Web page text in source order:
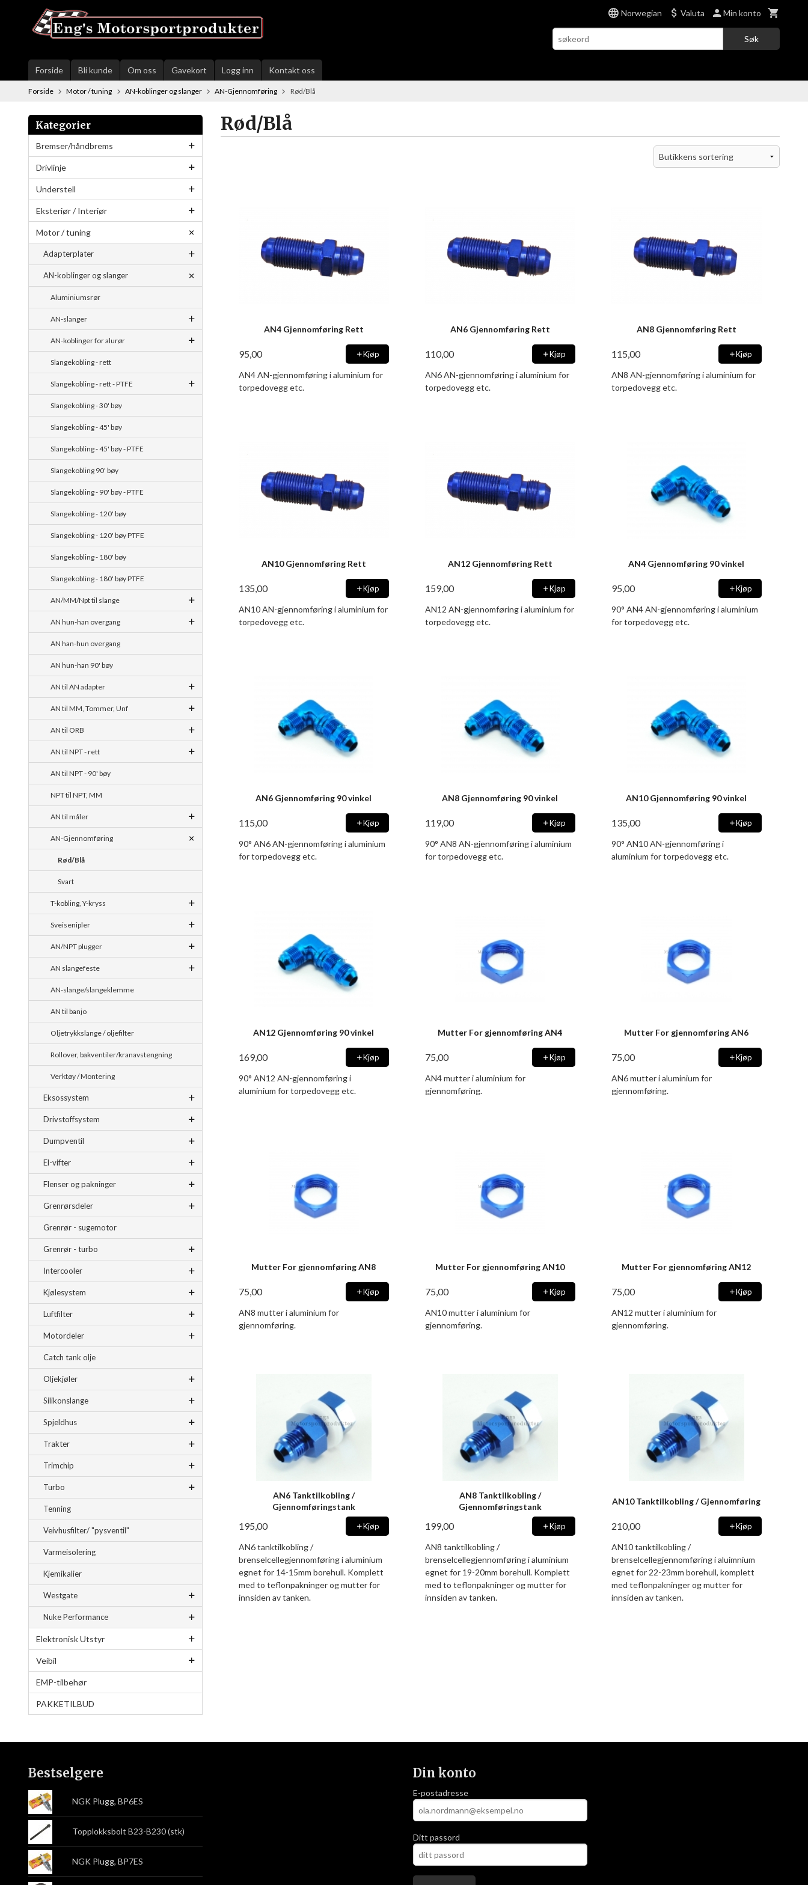
innholdet
Norwegian Valuta Min konto
Søk
Forside Bli kunde Om oss Gavekort Logg inn Kontakt oss
Forside Motor / tuning AN-koblinger og slanger AN-Gjennomføring Rød/Blå
Kategorier
Bremser/håndbrems
Drivlinje
Understell
Eksteriør / Interiør
Motor / tuning
Adapterplater
AN-koblinger og slanger
Aluminiumsrør
AN-slanger
AN-koblinger for alurør
Slangekobling - rett
Slangekobling - rett - PTFE
Slangekobling - 30' bøy
Slangekobling - 45' bøy
Slangekobling - 45' bøy - PTFE
Slangekobling 90' bøy
Slangekobling - 90' bøy - PTFE
Slangekobling - 120' bøy
Slangekobling - 120' bøy PTFE
Slangekobling - 180' bøy
Slangekobling - 180' bøy PTFE
AN/MM/Npt til slange
AN hun-han overgang
AN han-hun overgang
AN hun-han 90' bøy
AN til AN adapter
AN til MM, Tommer, Unf
AN til ORB
AN til NPT - rett
AN til NPT - 90' bøy
NPT til NPT, MM
AN til måler
AN-Gjennomføring
Rød/Blå
Svart
T-kobling, Y-kryss
Sveisenipler
AN/NPT plugger
AN slangefeste
AN-slange/slangeklemme
AN til banjo
Oljetrykkslange / oljefilter
Rollover, bakventiler/kranavstengning
Verktøy / Montering
Eksossystem
Drivstoffsystem
Dumpventil
El-vifter
Flenser og pakninger
Grenrørsdeler
Grenrør - sugemotor
Grenrør - turbo
Intercooler
Kjølesystem
Luftfilter
Motordeler
Catch tank olje
Oljekjøler
Silikonslange
Spjeldhus
Trakter
Trimchip
Turbo
Tenning
Veivhusfilter/ "pysventil"
Varmeisolering
Kjemikalier
Westgate
Nuke Performance
Elektronisk Utstyr
Veibil
EMP-tilbehør
PAKKETILBUD
Rød/Blå
AN4 Gjennomføring Rett
95,00 Kjøp
AN4 AN-gjennomføring i aluminium for
torpedovegg etc.
AN6 Gjennomføring Rett
110,00 Kjøp
AN6 AN-gjennomføring i aluminium for
torpedovegg etc.
AN8 Gjennomføring Rett
115,00 Kjøp
AN8 AN-gjennomføring i aluminium for
torpedovegg etc.
AN10 Gjennomføring Rett
135,00 Kjøp
AN10 AN-gjennomføring i aluminium for
torpedovegg etc.
AN12 Gjennomføring Rett
159,00 Kjøp
AN12 AN-gjennomføring i aluminium for
torpedovegg etc.
AN4 Gjennomføring 90 vinkel
95,00 Kjøp
90° AN4 AN-gjennomføring i aluminium
for torpedovegg etc.
AN6 Gjennomføring 90 vinkel
115,00 Kjøp
90° AN6 AN-gjennomføring i aluminium
for torpedovegg etc.
AN8 Gjennomføring 90 vinkel
119,00 Kjøp
90° AN8 AN-gjennomføring i aluminium
for torpedovegg etc.
AN10 Gjennomføring 90 vinkel
135,00 Kjøp
90° AN10 AN-gjennomføring i
aluminium for torpedovegg etc.
AN12 Gjennomføring 90 vinkel
169,00 Kjøp
90° AN12 AN-gjennomføring i
aluminium for torpedovegg etc.
Mutter For gjennomføring AN4
75,00 Kjøp
AN4 mutter i aluminium for
gjennomføring.
Mutter For gjennomføring AN6
75,00 Kjøp
AN6 mutter i aluminium for
gjennomføring.
Mutter For gjennomføring AN8
75,00 Kjøp
AN8 mutter i aluminium for
gjennomføring.
Mutter For gjennomføring AN10
75,00 Kjøp
AN10 mutter i aluminium for
gjennomføring.
Mutter For gjennomføring AN12
75,00 Kjøp
AN12 mutter i aluminium for
gjennomføring.
AN6 Tanktilkobling /
Gjennomføringstank
195,00 Kjøp
AN6 tanktilkobling /
brenselcellegjennomføring i aluminium
egnet for 14-15mm borehull. Komplett
med to teflonpakninger og mutter for
innsiden av tanken.
AN8 Tanktilkobling /
Gjennomføringstank
199,00 Kjøp
AN8 tanktilkobling /
brenselcellegjennomføring i aluminium
egnet for 19-20mm borehull. Komplett
med to teflonpakninger og mutter for
innsiden av tanken.
AN10 Tanktilkobling / Gjennomføring
210,00 Kjøp
AN10 tanktilkobling /
brenselcellegjennomføring i aluimnium
egnet for 22-23mm borehull, komplett
med teflonpakninger og mutter for
innsiden av tanken.
Bestselgere
NGK Plugg, BP6ES
Topplokksbolt B23-B230 (stk)
NGK Plugg, BP7ES
Din konto
E-postadresse
Ditt passord